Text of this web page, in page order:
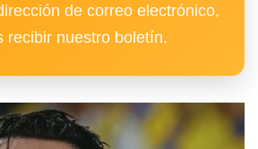
de correo electrónico,
recibir nuestro boletín.